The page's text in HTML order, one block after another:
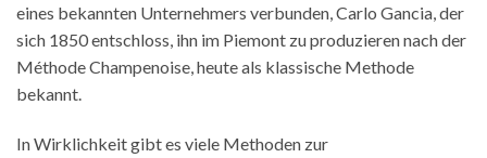
eines bekannten Unternehmers verbunden, Carlo Gancia, der
sich 1850 entschloss, ihn im Piemont zu produzieren nach der
Méthode Champenoise, heute als klassische Methode
bekannt.
In Wirklichkeit gibt es viele Methoden zur